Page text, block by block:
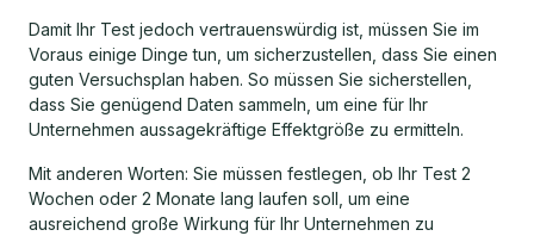
Damit Ihr Test jedoch vertrauenswürdig ist, müssen Sie im
Voraus einige Dinge tun, um sicherzustellen, dass Sie einen
guten Versuchsplan haben. So müssen Sie sicherstellen,
dass Sie genügend Daten sammeln, um eine für Ihr
Unternehmen aussagekräftige Effektgröße zu ermitteln.
Mit anderen Worten: Sie müssen festlegen, ob Ihr Test 2
Wochen oder 2 Monate lang laufen soll, um eine
ausreichend große Wirkung für Ihr Unternehmen zu